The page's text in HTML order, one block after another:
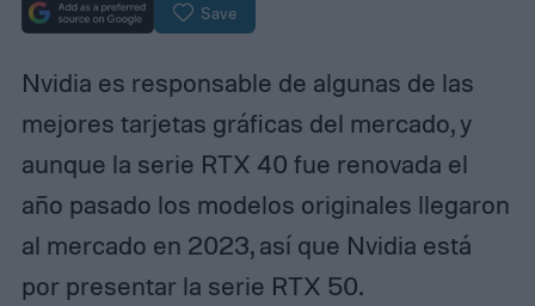
Save
Nvidia es responsable de algunas de las
mejores tarjetas gráficas del mercado, y
aunque la serie RTX 40 fue renovada el
año pasado los modelos originales llegaron
al mercado en 2023, así que Nvidia está
por presentar la serie RTX 50.